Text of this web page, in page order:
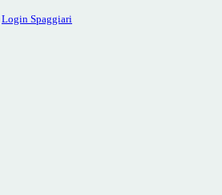
Login Spaggiari